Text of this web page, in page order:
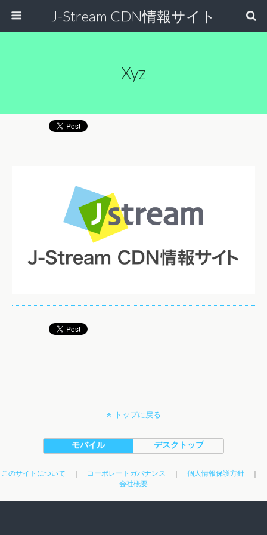
J-Stream CDN情報サイト
Xyz
トップに戻る
モバイル デスクトップ
このサイトについて コーポレートガバナンス 個人情報保護方針
会社概要